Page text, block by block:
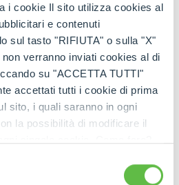
i cookie Il sito utilizza cookies al
e contenuti
sul tasto "RIFIUTA" o sulla "X"
verranno inviati cookies al di
su "ACCETTA TUTTI"
accettati tutti i cookie di prima
sito, i quali saranno in ogni
la possibilità di modificare il
il suo consenso" e